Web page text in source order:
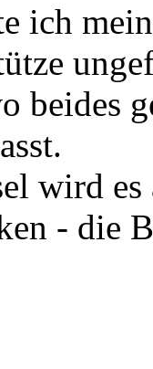
ich
beides
wird
- die